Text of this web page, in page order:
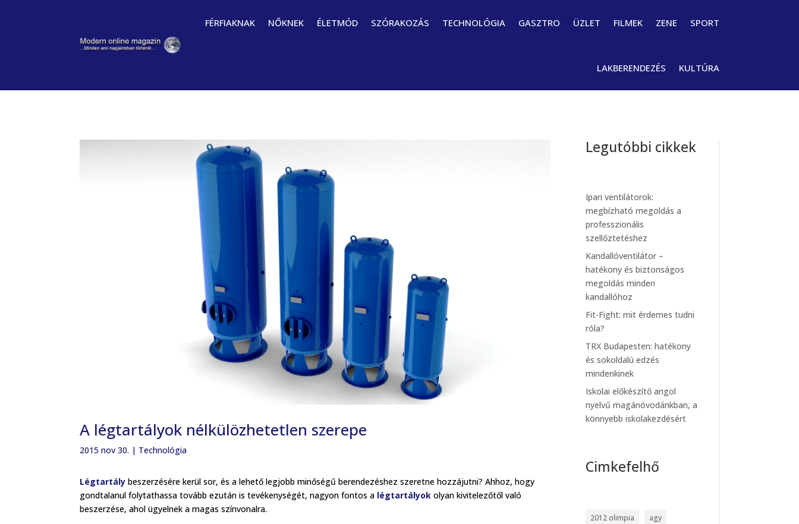
FÉRFIAKNAK NŐKNEK ÉLETMÓD SZÓRAKOZÁS TECHNOLÓGIA GASZTRO ÜZLET FILMEK ZENE SPORT
LAKBERENDEZÉS KULTÚRA
A légtartályok nélkülözhetetlen szerepe
2015 nov 30. | Technológia
Légtartály beszerzésére kerül sor, és a lehető legjobb minőségű berendezéshez szeretne hozzájutni? Ahhoz, hogy
gondtalanul folytathassa tovább ezután is tevékenységét, nagyon fontos a légtartályok olyan kivitelezőtől való
beszerzése, ahol ügyelnek a magas színvonalra.
Legutóbbi cikkek
Ipari ventilátorok:
megbízható megoldás a
professzionális
szellőztetéshez
Kandallóventilátor –
hatékony és biztonságos
megoldás minden
kandallóhoz
Fit-Fight: mit érdemes tudni
róla?
TRX Budapesten: hatékony
és sokoldalú edzés
mindenkinek
Iskolai előkészítő angol
nyelvű magánóvodánkban, a
könnyebb iskolakezdésért
Cimkefelhő
2012 olimpia
agy